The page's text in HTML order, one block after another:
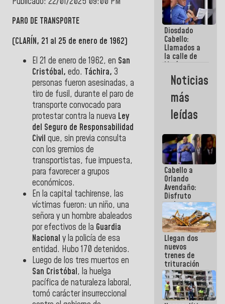
PARO DE TRANSPORTE
(CLARÍN, 21 al 25 de enero de 1962)
El 21 de enero de 1962, en San
Cristóbal, edo. Táchira, 3
personas fueron asesinadas, a
tiro de fusil, durante el paro de
transporte convocado para
protestar contra la nueva Ley
del Seguro de Responsabilidad
Civil que, sin previa consulta
con los gremios de
transportistas, fue impuesta,
para favorecer a grupos
económicos.
En la capital tachirense, las
víctimas fueron: un niño, una
señora y un hombre abaleados
por efectivos de la Guardia
Nacional y la policía de esa
entidad. Hubo 170 detenidos.
Luego de los tres muertos en
San Cristóbal, la huelga
pacífica de naturaleza laboral,
tomó carácter insurreccional
¿Quién le
puede creer?
¿Y la gente
que ella iba
a salvar en
La Guaira?
Diosdado
Cabello:
Llamados a
la calle de
María
Machado se
estrellaron
de frente
contra el
Pueblo
Noticias
más
leídas
Cabello a
Orlando
Avendaño:
Disfruto
cada vez
que escribes
porque lo
que haces
es
embarrarla
Llegan dos
nuevos
trenes de
trituración
para
optimizar
manejo de
escombros